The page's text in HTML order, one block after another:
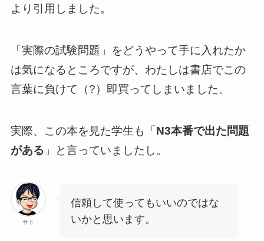
より引用しました。
「実際の試験問題」をどうやって手に入れたか
は気になるところですが、わたしは書店でこの
言葉に負けて（?）即買ってしまいました。
実際、この本を見た学生も「N3本番で出た問題
がある 」と言っていましたし。
サト
信頼して使ってもいいのではな
いかと思います。